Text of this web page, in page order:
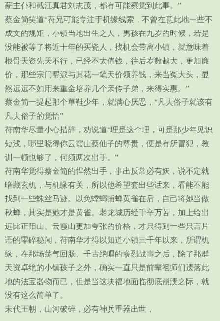
薪主仆和截江真君刘志茂，都有可能察觉到此事。”
蔡金简笑道“苻兄可能专注于机缘线索，不曾在意此地一些不
成文的规矩，小镇当地出生之人，男孩在九岁的时候，若是
没能被等了将近十年的买瓷人，找机会带离小镇，就意味着
根骨天资先天不行，已经不太值钱，往后岁数越大，更加廉
价，那些宗门帮派与其花一笔天价领养钱，来当冤大头，显
然远远不如用来重金培养几个亲传子弟，来得实惠。”
蔡金简一提起那个草鞋少年，就满心厌恶，“凡夫俗子就该有
凡夫俗子的觉悟”
苻南华尽量小心措辞，劝说道“理是这个理，可是那少年见识
短浅，哪里晓得你云霞山蔡仙子的尊贵，便是有所冒犯，教
训一顿也够了，何须两次出手。”
苻南华觉得蔡金简的悍然出手，事出反常必有妖，说不定就
暗藏玄机，与机缘有关，所以他希望套出些话来，看能不能
找到一些蛛丝马迹。以免螳螂捕蝉黄雀在后，自己将她当做
秋蝉，其实是她才是黄雀。老龙城历经千辛万苦，加上给出
远比正阳山、云霞山更加夸张的价格，才只得到一些只言片
语的零碎秘闻，苻南华才得以知道小镇三千年以来，所谓机
缘，在那场荡气回肠、千古绝唱的惨烈战事之后，除了那群
天资卓绝的小镇孩子之外，确实一直只是前辈祖师们遗落此
地的法宝器物而已，但是当这块福地面临彻底崩溃之际，就
没有这么简单了。
末代王朝，山河破碎，必有神兵重器出世，